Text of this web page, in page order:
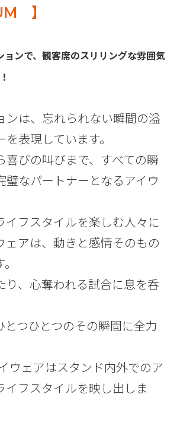
】
ョンで、観客席のスリリングな雰囲気
ンは、忘れられない瞬間の溢
表現しています。
喜びの叫びまで、すべての瞬
璧なパートナーとなるアイウ
イフスタイルを楽しむ人々に
ェアは、動きと感情そのもの
り、心奪われる試合に息を呑
とつひとつのその瞬間に全力
ウェアはスタンド内外でのア
イフスタイルを映し出しま